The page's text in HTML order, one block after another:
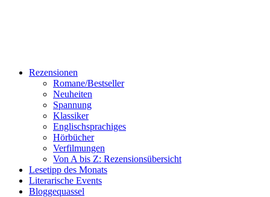
Rezensionen
Romane/Bestseller
Neuheiten
Spannung
Klassiker
Englischsprachiges
Hörbücher
Verfilmungen
Von A bis Z: Rezensionsübersicht
Lesetipp des Monats
Literarische Events
Bloggequassel